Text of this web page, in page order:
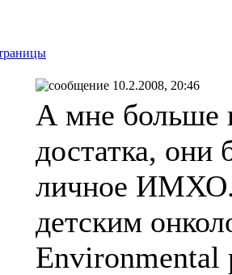
10.2.2008, 20:46
А мне больше
достатка,
личное ИМХО.
детским
Environmental